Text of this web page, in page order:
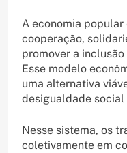
A economia popular
cooperação,
promover a
Esse modelo
uma alternativa
desigualdade social
Nesse sistema, os
coletivamente em